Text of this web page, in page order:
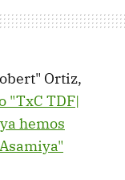
Ortiz,
"TxC TDF|
hemos